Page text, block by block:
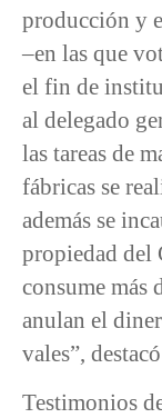
producción y
–en las que
el fin de
al delegado
las tareas de
fábricas se
además se
propiedad del
consume más
anulan el
vales”,
Testimonios